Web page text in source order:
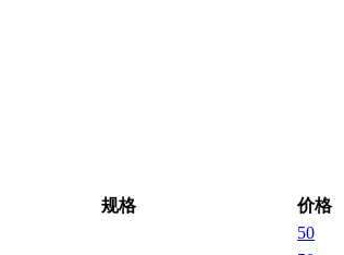
规格
价格
50